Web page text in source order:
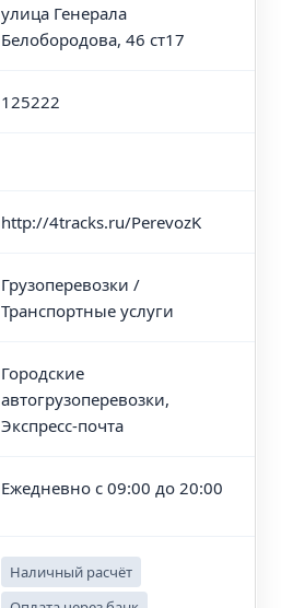
улица Генерала
Белобородова, 46 ст17
125222
http://4tracks.ru/PerevozK
Грузоперевозки /
Транспортные услуги
Городские
автогрузоперевозки,
Экспресс-почта
Ежедневно с 09:00 до 20:00
Наличный расчёт